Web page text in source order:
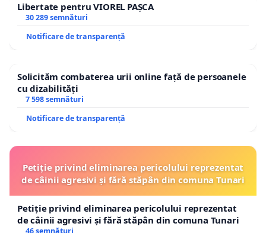
Libertate pentru VIOREL PAȘCA
30 289 semnături
Notificare de transparență
Solicităm combaterea urii online față de persoanele
cu dizabilități
7 598 semnături
Notificare de transparență
Petiție privind eliminarea pericolului reprezentat
de câinii agresivi și fără stăpân din comuna Tunari
Petiție privind eliminarea pericolului reprezentat
de câinii agresivi și fără stăpân din comuna Tunari